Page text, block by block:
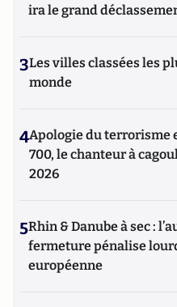
ira le grand
3Les villes classées les
monde
4Apologie du terrorisme
700, le chanteur à
2026
5Rhin & Danube à sec :
fermeture pénalise
européenne